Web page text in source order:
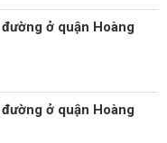
ở quận Hoàng
ở quận Hoàng